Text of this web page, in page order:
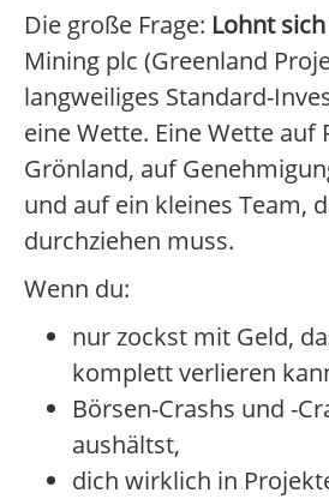
Die große Frage: Lohnt
Mining plc (Greenland
langweiliges Standard-
eine Wette. Eine Wette auf
Grönland, auf
und auf ein kleines Team,
durchziehen muss.
Wenn du:
nur zockst mit Geld,
komplett verlieren
Börsen-Crashs und -
aushältst,
dich wirklich in